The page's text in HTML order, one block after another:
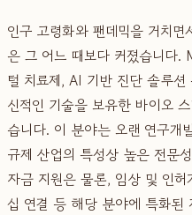
인구 고령화와 팬데믹을 거치
은 그 어느 때보다 커졌습니다.
털 치료제, AI 기반 진단 솔루
신적인 기술을 보유한 바이오
습니다. 이 분야는 오랜 연구개
규제 산업의 특성상 높은 전문
자금 지원은 물론, 임상 및 인
십 연결 등 해당 분야에 특화된